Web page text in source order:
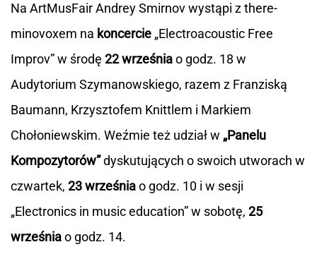
Na ArtMusFair Andrey Smirnov wystąpi z there-
minovoxem na koncercie „Electroacoustic Free
Improv” w środę 22 wrześniao godz. 18 w
Audytorium Szymanowskiego, razem z Franziską
Baumann, Krzysztofem Knittlem i Markiem
Chołoniewskim. Weźmie też udział w „Panelu
Kompozytorów”dyskutujących o swoich utworach w
czwartek, 23 wrześniao godz. 10 i w sesji
„Electronics in music education” w sobotę, 25
wrześniao godz. 14.